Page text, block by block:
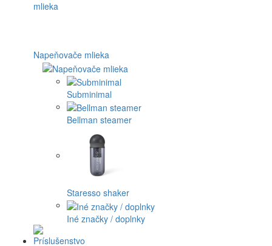
Napeňovače mlieka
Subminimal
Bellman steamer
Staresso shaker
Iné značky / doplnky